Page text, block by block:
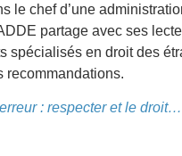
le chef d’une
partage avec ses
spécialisés en droit des
recommandations.
: respecter et le